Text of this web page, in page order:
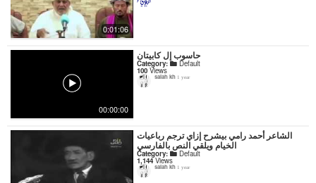
0:01:06
00:00:00
حاسوب إل كابيتان
Category: Default
100 Views
salah kh 1 year
‏الشاعر أحمد رامي بيشرح إزاي ترجم رباعيات
الخيام ويلقي النص بالفارسي
Category: Default
1,144Views
salah kh 1 year